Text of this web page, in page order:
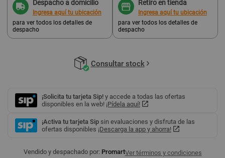
Despacho a domicilio
Ingresa aquí tu ubicación
para ver todos los detalles de
despacho
Retiro en tienda
Ingresa aquí tu ubicación
para ver todos los detalles de
despacho
Consultar stock
¡Solicita tu tarjeta Sip! y accede a todas las ofertas
disponibles en la web! ¡Pídela aquí!
¡Activa tu tarjeta Sip sin evaluaciones y disfruta de las
ofertas disponibles ¡Descarga la app y ahorra!
Vendido y despachado por: PromartVer términos y condiciones